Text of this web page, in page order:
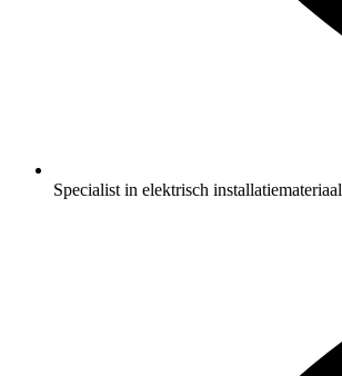
Specialist in elektrisch installatiemateriaal